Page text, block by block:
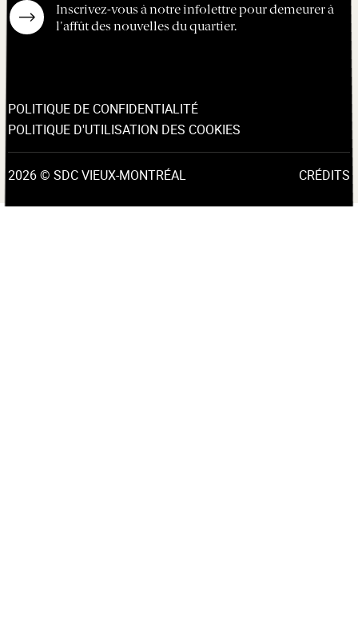
Inscrivez-vous à notre infolettre pour demeurer à
l'affût des nouvelles du quartier.
POLITIQUE DE CONFIDENTIALITÉ
POLITIQUE D'UTILISATION DES COOKIES
2026 © SDC VIEUX-MONTRÉAL CRÉDITS